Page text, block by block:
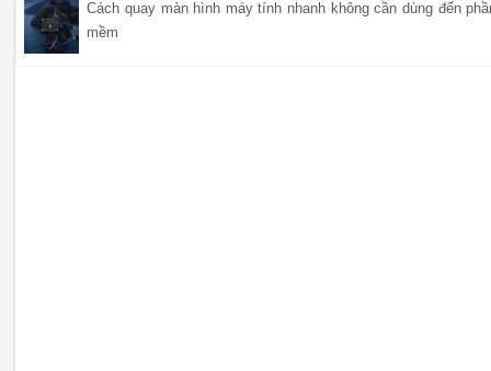
Cách quay màn hình máy tính nhanh không cần dùng đến
mềm